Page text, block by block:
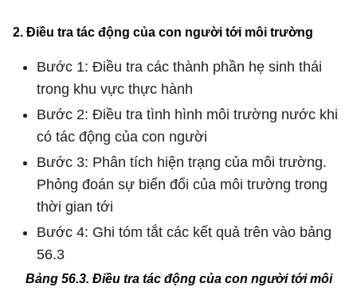
2. Điều tra tác động của con người tới môi trường
Bước 1: Điều tra các thành phần hẹ sinh thái
trong khu vực thực hành
Bước 2: Điều tra tình hình môi trường nước khi
có tác động của con người
Bước 3: Phân tích hiện trạng của môi trường.
Phỏng đoán sự biến đổi của môi trường trong
thời gian tới
Bước 4: Ghi tóm tắt các kết quả trên vào bảng
56.3
Bảng 56.3. Điều tra tác động của con người tới môi